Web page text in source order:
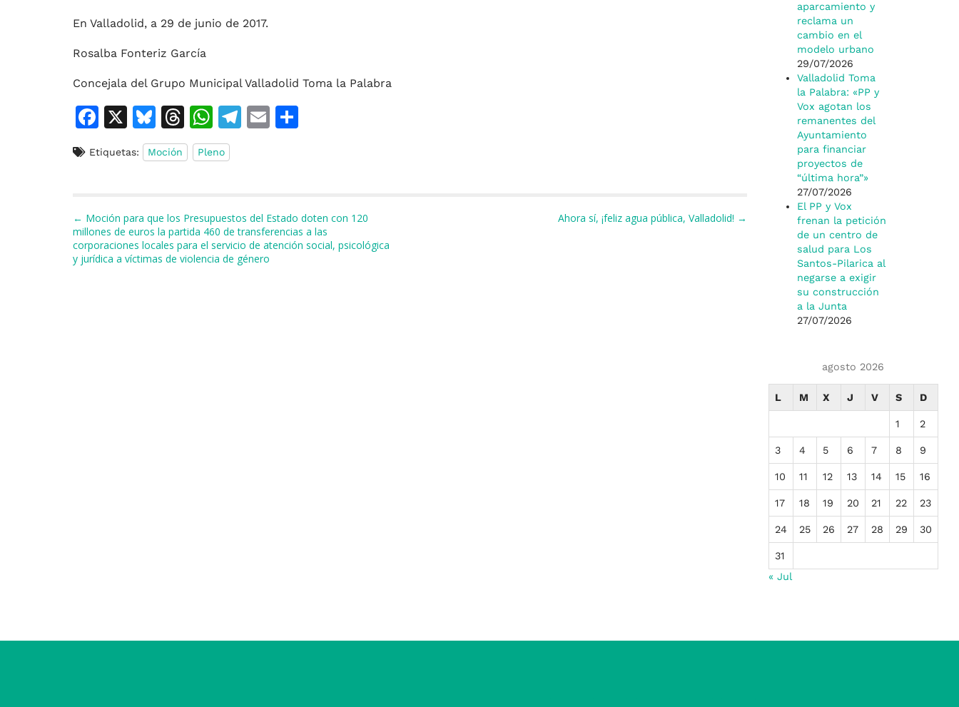
En Valladolid, a 29 de junio de 2017.
Rosalba Fonteriz García
Concejala del Grupo Municipal Valladolid Toma la Palabra
F
c
b
o
o
X
Bl
u
e
k
y
T
h
re
d
s
W
h
at
p
p
T
a
m
E
ar
ti
r
Etiquetas: Moción Pleno
Navegación de entradas
← Moción para que los Presupuestos del Estado doten con 120
millones de euros la partida 460 de transferencias a las
corporaciones locales para el servicio de atención social, psicológica
y jurídica a víctimas de violencia de género
Ahora sí, ¡feliz agua pública, Valladolid! →
aparcamiento y
reclama un
cambio en el
modelo urbano
29/07/2026
Valladolid Toma
la Palabra: «PP y
Vox agotan los
remanentes del
Ayuntamiento
para financiar
proyectos de
“última hora”»
27/07/2026
El PP y Vox
frenan la petición
de un centro de
salud para Los
Santos-Pilarica al
negarse a exigir
su construcción
a la Junta
27/07/2026
agosto 2026
L M X J V S D
1 2
3 4 5 6 7 8 9
10 11 12 13 14 15 16
17 18 19 20 21 22 23
24 25 26 27 28 29 30
31
« Jul